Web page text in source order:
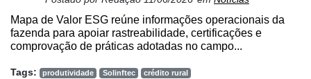
Mapa de Valor ESG reúne informações operacionais da
fazenda para apoiar rastreabilidade, certificações e
comprovação de práticas adotadas no campo...
Tags: produtividade Solinftec
crédito rural